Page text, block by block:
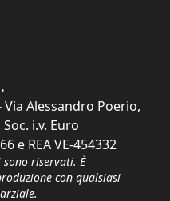
Alessandro Poerio,
i.v. Euro
e REA VE-454332
riservati. È
con qualsiasi